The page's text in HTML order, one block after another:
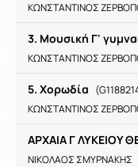
ΚΩΝΣΤΑΝΤΙΝΟΣ
3. Μουσική Γ'
ΚΩΝΣΤΑΝΤΙΝΟΣ
5. Χορωδία
ΚΩΝΣΤΑΝΤΙΝΟΣ
ΑΡΧΑΙΑ Γ ΛΥΚΕΙΟΥ
ΝΙΚΟΛΑΟΣ ΣΜΥΡΝΑΚΗΣ